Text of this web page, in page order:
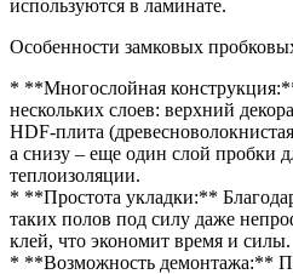
используются в ламинате.
Особенности замковых
* **Многослойная
нескольких слоев: верхний
HDF-плита
а снизу – еще один слой пробки
теплоизоляции.
* **Простота укладки:**
таких полов под силу даже
клей, что экономит время и силы.
* **Возможность демонтажа:**